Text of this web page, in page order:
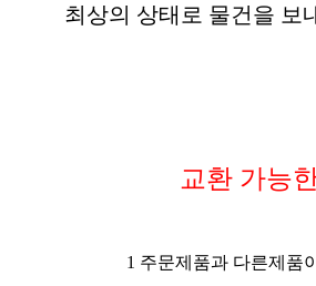
최상의 상태로 물건을 보
교환 가능
1 주문제품과 다른제품